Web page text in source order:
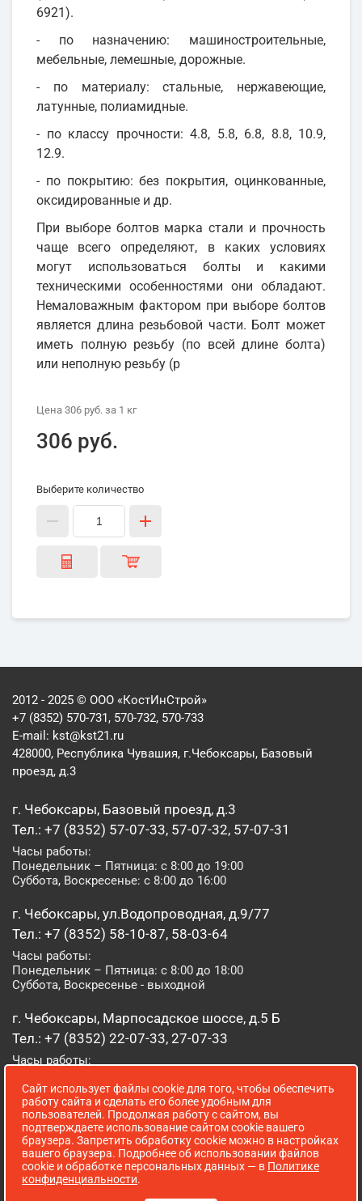
6921).
- по назначению: машиностроительные,
мебельные, лемешные, дорожные.
- по материалу: стальные, нержавеющие,
латунные, полиамидные.
- по классу прочности: 4.8, 5.8, 6.8, 8.8, 10.9,
12.9.
- по покрытию: без покрытия, оцинкованные,
оксидированные и др.
При выборе болтов марка стали и прочность
чаще всего определяют, в каких условиях
могут использоваться болты и какими
техническими особенностями они обладают.
Немаловажным фактором при выборе болтов
является длина резьбовой части. Болт может
иметь полную резьбу (по всей длине болта)
или неполную резьбу (р
Цена 306 руб. за 1 кг
306 руб.
Выберите количество
2012 - 2025 © ООО «КостИнСтрой»
+7 (8352) 570-731, 570-732, 570-733
E-mail: kst@kst21.ru
428000, Республика Чувашия, г.Чебоксары, Базовый
проезд, д.3
г. Чебоксары, Базовый проезд, д.3
Тел.: +7 (8352) 57-07-33, 57-07-32, 57-07-31
Часы работы:
Понедельник – Пятница: с 8:00 до 19:00
Суббота, Воскресенье: с 8:00 до 16:00
г. Чебоксары, ул.Водопроводная, д.9/77
Тел.: +7 (8352) 58-10-87, 58-03-64
Часы работы:
Понедельник – Пятница: с 8:00 до 18:00
Суббота, Воскресенье - выходной
г. Чебоксары, Марпосадское шоссе, д.5 Б
Тел.: +7 (8352) 22-07-33, 27-07-33
Часы работы:
Суббота, Воскресенье: с 8:00 до 16:00
г. Йошкар-Ола, ул. Луначарского, д. 52 А
Тел.: (8362) 41-07-31
Часы работы:
Понедельник – Пятница: с 8:00 до 18:00
Сайт использует файлы cookie для того, чтобы обеспечить
работу сайта и сделать его более удобным для
пользователей. Продолжая работу с сайтом, вы
подтверждаете использование сайтом cookie вашего
браузера. Запретить обработку cookie можно в настройках
вашего браузера. Подробнее об использовании файлов
cookie и обработке персональных данных — в Политике
конфиденциальности.